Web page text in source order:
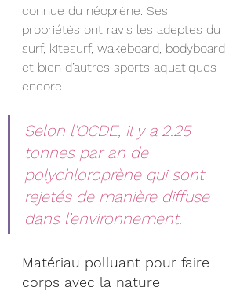
connue du néoprène. Ses
propriétés ont ravis les adeptes du
surf, kitesurf, wakeboard, bodyboard
et bien d’autres sports aquatiques
encore.
Selon l'OCDE, il y a 2.25
tonnes par an de
polychloroprène qui sont
rejetés de manière diffuse
dans l’environnement.
Matériau polluant pour faire
corps avec la nature